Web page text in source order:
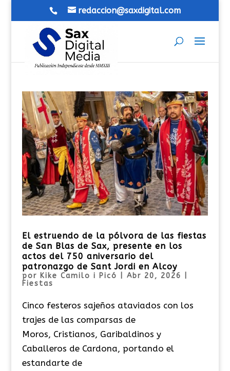
redaccion@saxdigital.com
El estruendo de la pólvora de las fiestas
de San Blas de Sax, presente en los
actos del 750 aniversario del
patronazgo de Sant Jordi en Alcoy
por Kike Camilo i Picó Abr 20, 2026
Fiestas
Cinco festeros sajeños ataviados con los
trajes de las comparsas de
Moros, Cristianos, Garibaldinos y
Caballeros de Cardona, portando el
estandarte de